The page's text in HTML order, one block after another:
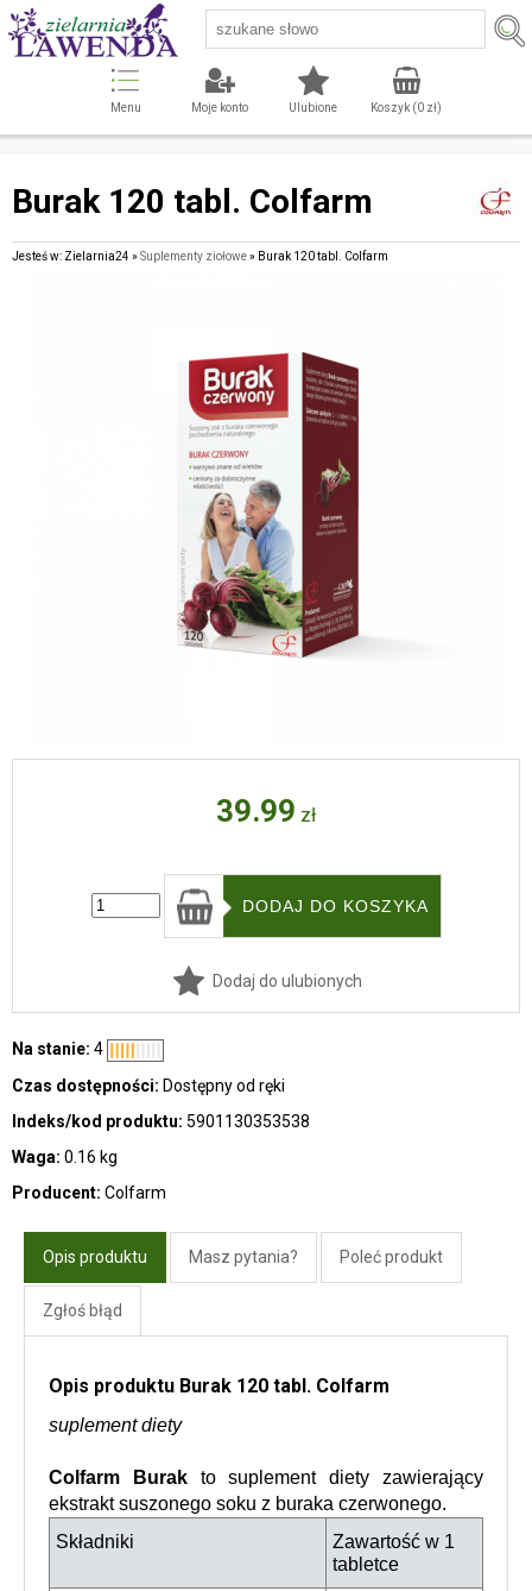
Menu Moje konto Ulubione Koszyk (0zł)
Burak 120 tabl. Colfarm
Jesteś w: Zielarnia24 »Suplementy ziołowe» Burak 120 tabl. Colfarm
39.99 zł
Dodaj do ulubionych
Na stanie: 4
Czas dostępności: Dostępny od ręki
Indeks/kod produktu: 5901130353538
Waga: 0.16 kg
Producent: Colfarm
Opis produktu Masz pytania? Poleć produkt
Zgłoś błąd
Opis produktu Burak 120 tabl. Colfarm
suplement diety
Colfarm Burak to suplement diety zawierający
ekstrakt suszonego soku z buraka czerwonego.
Składniki
Zawartość w 1
tabletce